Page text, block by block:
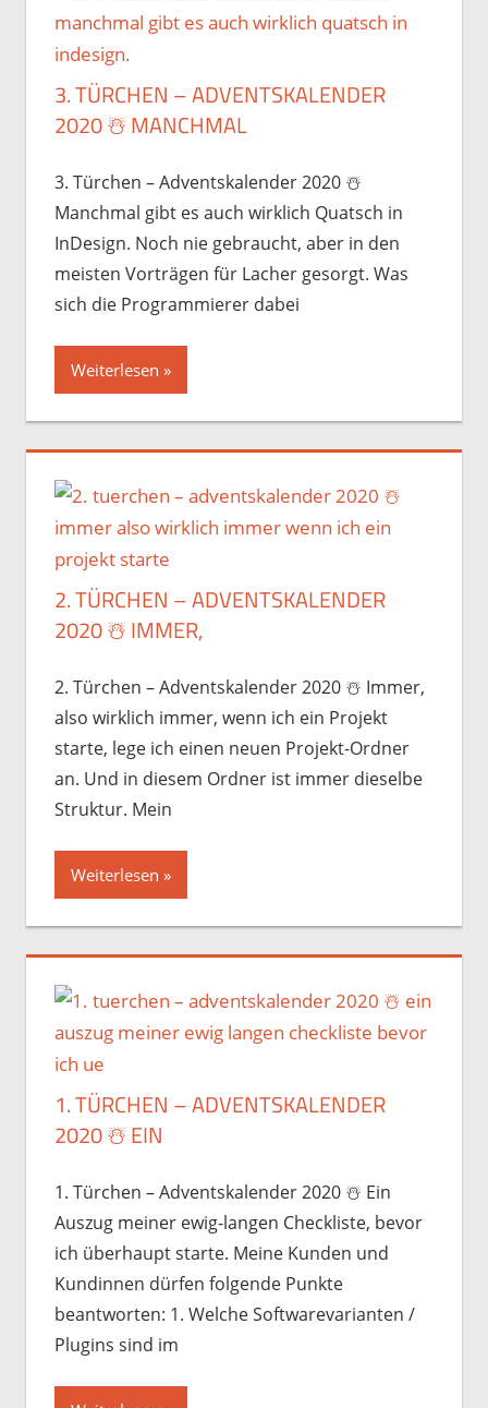
3. TÜRCHEN – ADVENTSKALENDER
2020 ☃️️ MANCHMAL
3. Türchen – Adventskalender 2020 ☃️️
Manchmal gibt es auch wirklich Quatsch in
InDesign. Noch nie gebraucht, aber in den
meisten Vorträgen für Lacher gesorgt. Was
sich die Programmierer dabei
Weiterlesen
2. TÜRCHEN – ADVENTSKALENDER
2020 ☃️️ IMMER,
2. Türchen – Adventskalender 2020 ☃️️ Immer,
also wirklich immer, wenn ich ein Projekt
starte, lege ich einen neuen Projekt-Ordner
an. Und in diesem Ordner ist immer dieselbe
Struktur. Mein
Weiterlesen
1. TÜRCHEN – ADVENTSKALENDER
2020 ☃️️ EIN
1. Türchen – Adventskalender 2020 ☃️️ Ein
Auszug meiner ewig-langen Checkliste, bevor
ich überhaupt starte. Meine Kunden und
Kundinnen dürfen folgende Punkte
beantworten: 1. Welche Softwarevarianten /
Plugins sind im